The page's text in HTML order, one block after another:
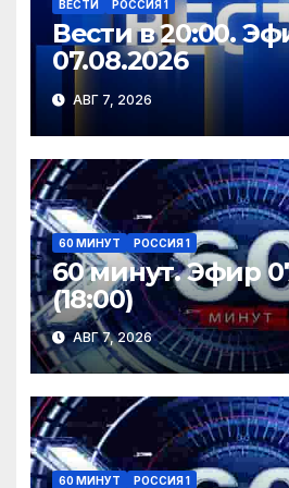
ВЕСТИ РОССИЯ 1
Вести в 20:00.
07.08.2026
АВГ 7, 2026
60 МИНУТ РОССИЯ 1
60 минут. Эфир
(18:00)
АВГ 7, 2026
60 МИНУТ РОССИЯ 1